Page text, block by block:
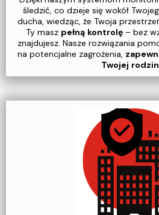
śledzić, co dzieje się wokół
ducha, wiedząc, że Twoja
Ty masz pełną kontrolę– bez
znajdujesz. Nasze rozwiązania
na potencjalne zagrożenia,
Twojej